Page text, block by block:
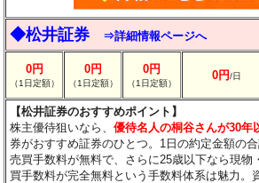
◆松井証券 ⇒詳細情報ページへ
0円
（1日定額）
0円
（1日定額）
0円
（1日定額）
0円/日
【松井証券のおすすめポイント】
株主優待狙いなら、優待名人の桐谷さんが30年
券がおすすめ証券のひとつ。1日の約定金額の
売買手数料が無料で、さらに25歳以下なら現物
買手数料が完全無料という手数料体系は魅力。